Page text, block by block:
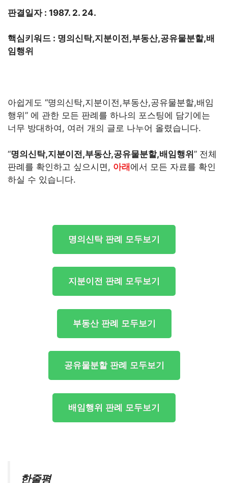
판결일자 : 1987. 2. 24.
핵심키워드 : 명의신탁,지분이전,부동산,공유물분할,배
임행위
아쉽게도 “명의신탁,지분이전,부동산,공유물분할,배임
행위” 에 관한 모든 판례를 하나의 포스팅에 담기에는
너무 방대하여, 여러 개의 글로 나누어 올렸습니다.
“명의신탁,지분이전,부동산,공유물분할,배임행위” 전체
판례를 확인하고 싶으시면, 아래에서 모든 자료를 확인
하실 수 있습니다.
명의신탁 판례 모두보기
지분이전 판례 모두보기
부동산 판례 모두보기
공유물분할 판례 모두보기
배임행위 판례 모두보기
한줄평